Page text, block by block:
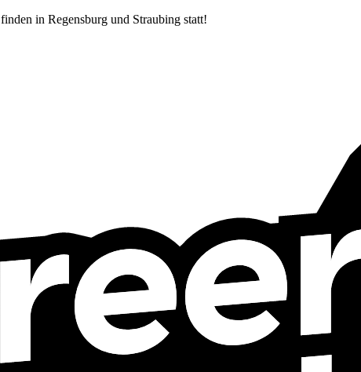
finden in Regensburg und Straubing statt!